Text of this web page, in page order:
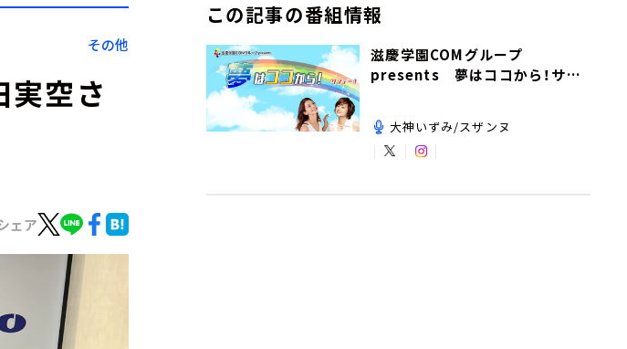
その他
空さ
ェア
この記事の番組情報
滋慶学園COMグループ
presents 夢はココから！サン
大神いずみ/スザンヌ